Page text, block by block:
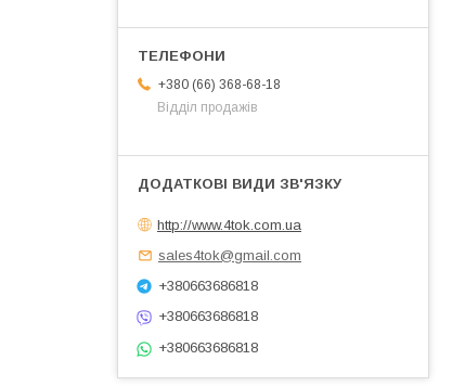
+380 (66) 368-68-18
Відділ продажів
http://www.4tok.com.ua
sales4tok@gmail.com
+380663686818
+380663686818
+380663686818